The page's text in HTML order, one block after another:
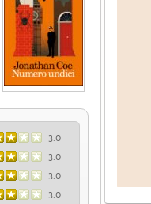
3.0
3.0
3.0
3.0